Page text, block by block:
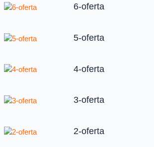
6-oferta
5-oferta
4-oferta
3-oferta
2-oferta